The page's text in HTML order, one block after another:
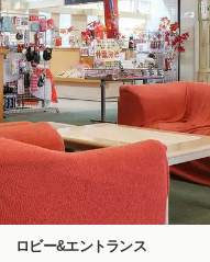
ロビー&エントランス